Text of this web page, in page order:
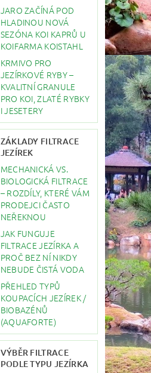
JARO ZAČÍNÁ POD
HLADINOU NOVÁ
SEZÓNA KOI KAPRŮ U
KOIFARMA KOISTAHL
KRMIVO PRO
JEZÍRKOVÉ RYBY –
KVALITNÍ GRANULE
PRO KOI, ZLATÉ RYBKY
I JESETERY
ZÁKLADY FILTRACE
JEZÍREK
MECHANICKÁ VS.
BIOLOGICKÁ FILTRACE
– ROZDÍLY, KTERÉ VÁM
PRODEJCI ČASTO
NEŘEKNOU
JAK FUNGUJE
FILTRACE JEZÍRKA A
PROČ BEZ NÍ NIKDY
NEBUDE ČISTÁ VODA
PŘEHLED TYPŮ
KOUPACÍCH JEZÍREK /
BIOBAZÉNŮ
(AQUAFORTE)
VÝBĚR FILTRACE
PODLE TYPU JEZÍRKA